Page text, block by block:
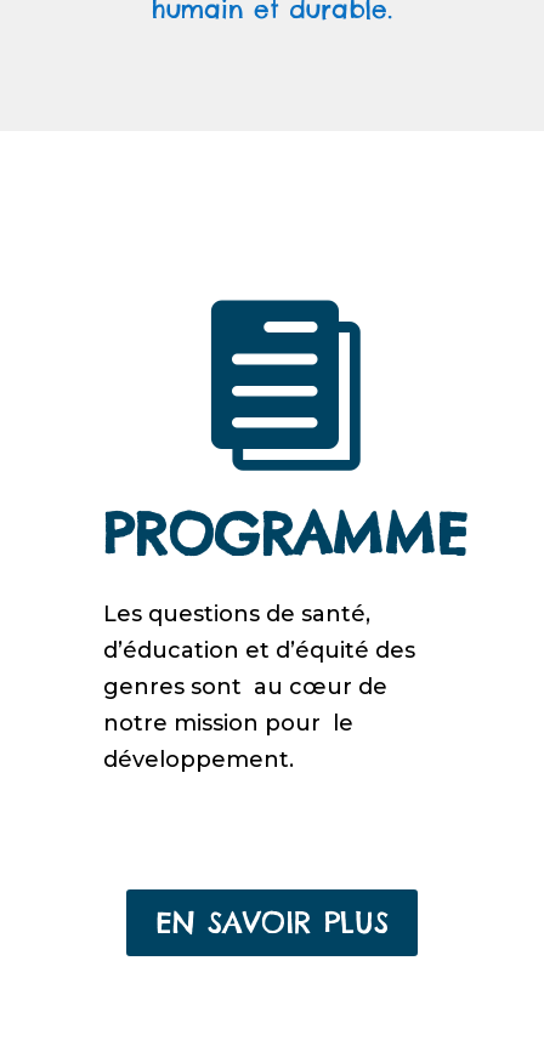
humain et durable.

PROGRAMME
Les questions de santé,
d’éducation et d’équité des
genres sont au cœur de
notre mission pour le
développement.
EN SAVOIR PLUS